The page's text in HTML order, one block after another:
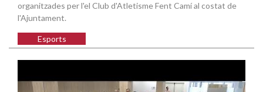
organitzades per l'el Club d'Atletisme Fent Camí al costat de
l'Ajuntament.
Esports